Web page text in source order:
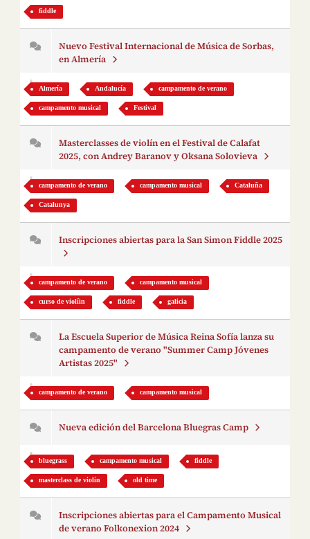
fiddle
Nuevo Festival Internacional de Música de Sorbas,
en Almería
Almería Andalucía campamento de verano
campamento musical Festival
Masterclasses de violín en el Festival de Calafat
2025, con Andrey Baranov y Oksana Solovieva
campamento de verano campamento musical Cataluña
Catalunya
Inscripciones abiertas para la San Simon Fiddle 2025
campamento de verano campamento musical
curso de violíin fiddle galicia
La Escuela Superior de Música Reina Sofía lanza su
campamento de verano "Summer Camp Jóvenes
Artistas 2025"
campamento de verano campamento musical
Nueva edición del Barcelona Bluegras Camp
bluegrass campamento musical fiddle
masterclass de violín old time
Inscripciones abiertas para el Campamento Musical
de verano Folkonexion 2024